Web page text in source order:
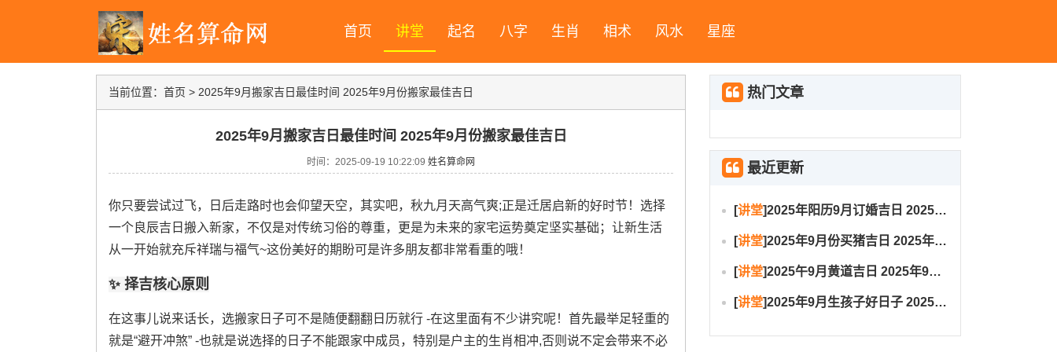
首页 讲堂 起名 八字 生肖 相术 风水 星座
当前位置： 首页 > 2025年9月搬家吉日最佳时间 2025年9月份搬家最佳吉日
2025年9月搬家吉日最佳时间 2025年9月份搬家最佳吉日
时间：2025-09-19 10:22:09 姓名算命网
你只要尝试过飞，日后走路时也会仰望天空，其实吧，秋九月天高气爽;正是迁居启新的好时节！选择
一个良辰吉日搬入新家，不仅是对传统习俗的尊重，更是为未来的家宅运势奠定坚实基础；让新生活
从一开始就充斥祥瑞与福气~这份美好的期盼可是许多朋友都非常看重的哦！
✨ 择吉核心原则
在这事儿说来话长，选搬家日子可不是随便翻翻日历就行 -在这里面有不少讲究呢！首先最举足轻重的
就是“避开冲煞” -也就是说选择的日子不能跟家中成员，特别是户主的生肖相冲,否则说不定会带来不必
热门文章
最近更新
[讲堂]2025年阳历9月订婚吉日 2025年9月订婚吉日有哪几天
[讲堂]2025年9月份买猪吉日 2025年9月买猪进圈吉日
[讲堂]2025午9月黄道吉日 2025年9月黄道吉日一览表大全
[讲堂]2025年9月生孩子好日子 2025年9月哪天生孩子比较好